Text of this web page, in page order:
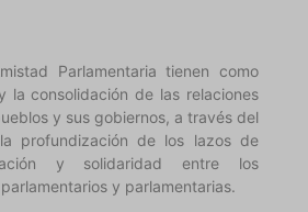
Parlamentaria tienen como
la consolidación de las relaciones
y sus gobiernos, a través del
profundización de los lazos de
y solidaridad entre los
y parlamentarias.